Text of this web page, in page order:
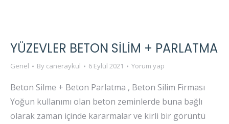
YÜZEVLER BETON SİLİM + PARLATMA
Genel By caneraykul 6 Eylül 2021 Yorum yap
Beton Silme + Beton Parlatma , Beton Silim Firması
Yoğun kullanımı olan beton zeminlerde buna bağlı
olarak zaman içinde kararmalar ve kirli bir görüntü